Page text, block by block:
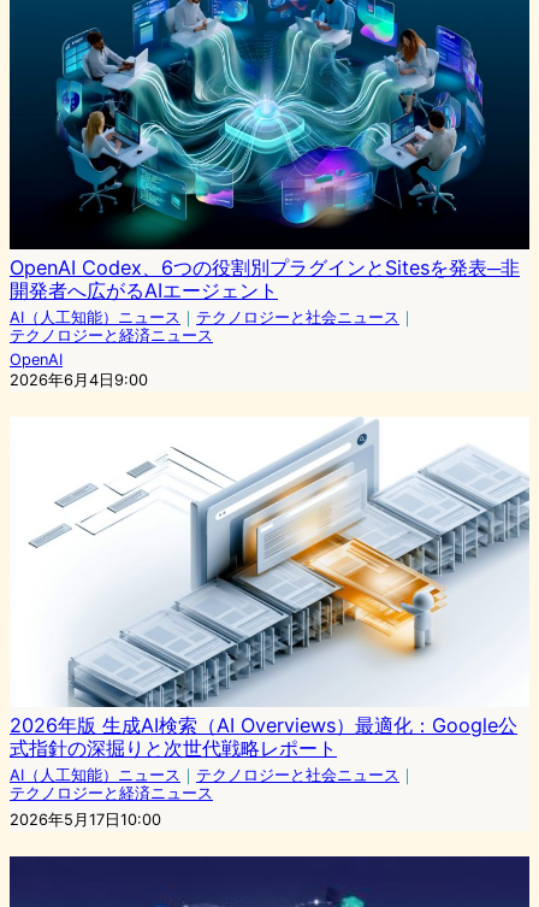
OpenAI Codex、6つの役割別プラグインとSitesを発表─非
開発者へ広がるAIエージェント
AI（人工知能）ニュース ｜ テクノロジーと社会ニュース ｜
テクノロジーと経済ニュース
OpenAI
2026年6月4日9:00
2026年版 生成AI検索（AI Overviews）最適化：Google公
式指針の深掘りと次世代戦略レポート
AI（人工知能）ニュース ｜ テクノロジーと社会ニュース ｜
テクノロジーと経済ニュース
2026年5月17日10:00